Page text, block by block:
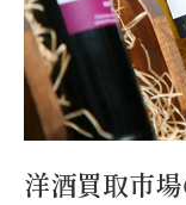
市場価
ヴィン
洋酒を高値
洋酒の
洋酒買取市